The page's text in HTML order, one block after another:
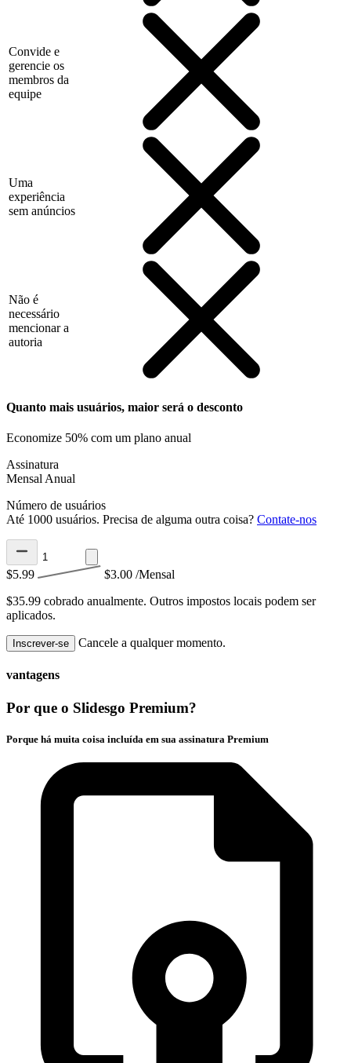
Convide e
gerencie os
membros da
equipe
Uma
experiência
sem anúncios
Não é
necessário
mencionar a
autoria
Quanto mais usuários, maior será o desconto
Economize 50% com um plano anual
Assinatura
Mensal Anual
Número de usuários
Até 1000 usuários. Precisa de alguma outra coisa? Contate-nos
$5.99 $3.00 /Mensal
$35.99 cobrado anualmente. Outros impostos locais podem ser
aplicados.
Inscrever-se Cancele a qualquer momento.
vantagens
Por que o Slidesgo Premium?
Porque há muita coisa incluída em sua assinatura Premium